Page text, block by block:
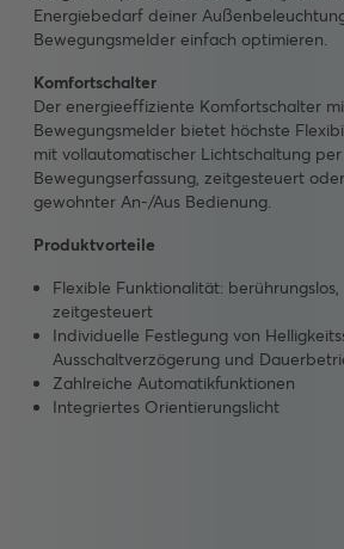
Energiebedarf deiner
Bewegungsmelder einfach optimieren.
Komfortschalter
Der energieeffiziente Komfortschalter
Bewegungsmelder bietet höchste
mit vollautomatischer Lichtschaltung per
Bewegungserfassung, zeitgesteuert
gewohnter An-/Aus Bedienung.
Produktvorteile
Flexible Funktionalität:
zeitgesteuert
Individuelle Festlegung von
Ausschaltverzögerung und
Zahlreiche Automatikfunktionen
Integriertes Orientierungslicht